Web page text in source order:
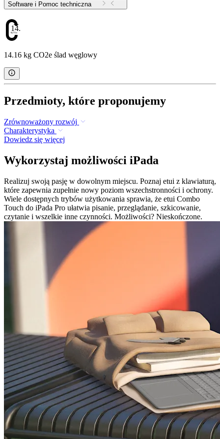
Software i Pomoc techniczna
14.16
14.16 kg CO2e ślad węglowy
Przedmioty, które proponujemy
Zrównoważony rozwój
Charakterystyka
Dowiedz się więcej
Wykorzystaj możliwości iPada
Realizuj swoją pasję w dowolnym miejscu. Poznaj etui z klawiaturą,
które zapewnia zupełnie nowy poziom wszechstronności i ochrony.
Wiele dostępnych trybów użytkowania sprawia, że etui Combo
Touch do iPada Pro ułatwia pisanie, przeglądanie, szkicowanie,
czytanie i wszelkie inne czynności. Możliwości? Nieskończone.